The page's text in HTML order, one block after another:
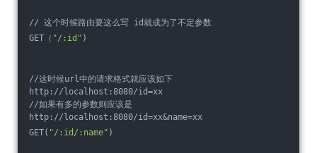
// 这个时候路由要这么写 id就成为了不定参数
GET（ "/:id" )
//这时候url中的请求格式就应该如下
http://localhost:8080/id=xx
//如果有多的参数则应该是
http://localhost:8080/id=xx&name=xx
GET( "/:id/:name" )